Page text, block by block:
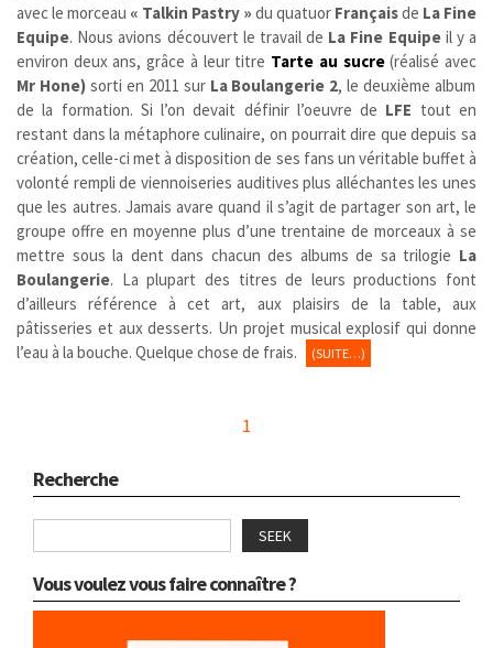
avec le morceau « Talkin Pastry » du quatuor Françaisde La Fine
Equipe. Nous avions découvert le travail de La Fine Equipe il y a
environ deux ans, grâce à leur titre Tarte au sucre(réalisé avec
Mr Hone) sorti en 2011 sur La Boulangerie 2, le deuxième album
de la formation. Si l’on devait définir l’oeuvre de LFE tout en
restant dans la métaphore culinaire, on pourrait dire que depuis sa
création, celle-ci met à disposition de ses fans un véritable buffet à
volonté rempli de viennoiseries auditives plus alléchantes les unes
que les autres. Jamais avare quand il s’agit de partager son art, le
groupe offre en moyenne plus d’une trentaine de morceaux à se
mettre sous la dent dans chacun des albums de sa trilogie La
Boulangerie. La plupart des titres de leurs productions font
d’ailleurs référence à cet art, aux plaisirs de la table, aux
pâtisseries et aux desserts. Un projet musical explosif qui donne
l’eau à la bouche. Quelque chose de frais.
(SUITE…)
1
Recherche
SEEK
Vous voulez vous faire connaître ?